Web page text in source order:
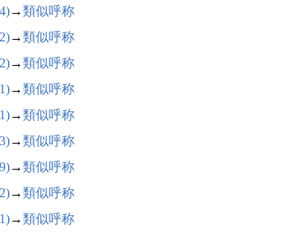
→類似呼称
→類似呼称
→類似呼称
→類似呼称
→類似呼称
→類似呼称
→類似呼称
→類似呼称
→類似呼称